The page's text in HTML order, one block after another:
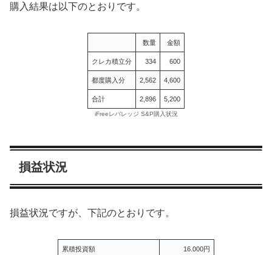
購入結果は以下のとおりです。
数量 金額
クレカ積立分 334 600
都度購入分 2,562 4,600
合計 2,896 5,200
iFreeレバレッジ S&P購入状況
損益状況
損益状況ですが、下記のとおりです。
累積投資額 16.000円